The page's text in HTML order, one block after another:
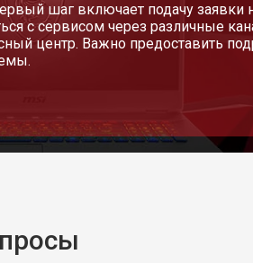
шаг включает подачу
с сервисом через различные
центр. Важно предоставить